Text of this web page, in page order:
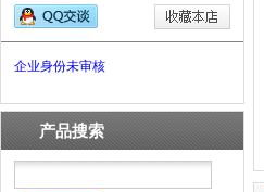
企业身份未审核
产品搜索